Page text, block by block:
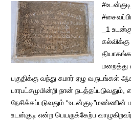
_1
மறைத்து
பகுதிக்கு வந்து சுமார் ஏழு வருடங்கள்
பாரபட்சமுமின்றி நான் நடத்தப்படுவதும்,
நேசிக்கப்படுவதும்
உடன்குடி என்ற பெயருக்கேற்ப